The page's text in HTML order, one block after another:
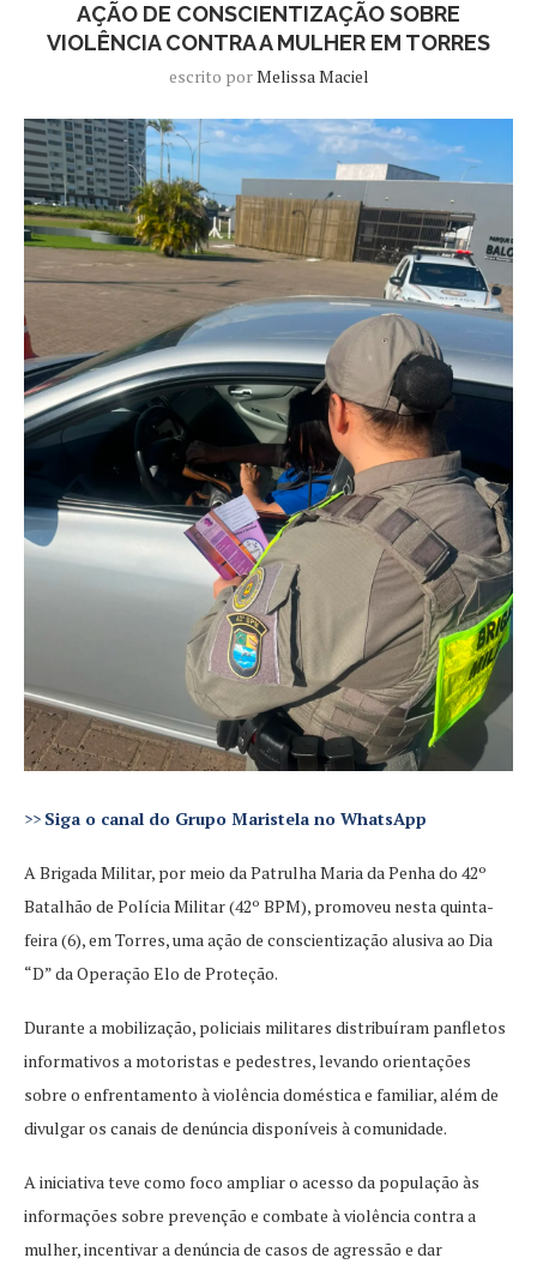
AÇÃO DE CONSCIENTIZAÇÃO SOBRE
VIOLÊNCIA CONTRA A MULHER EM TORRES
escrito porMelissa Maciel
>> Siga o canal do Grupo Maristela no WhatsApp
A Brigada Militar, por meio da Patrulha Maria da Penha do 42º
Batalhão de Polícia Militar (42º BPM), promoveu nesta quinta-
feira (6), em Torres, uma ação de conscientização alusiva ao Dia
“D” da Operação Elo de Proteção.
Durante a mobilização, policiais militares distribuíram panfletos
informativos a motoristas e pedestres, levando orientações
sobre o enfrentamento à violência doméstica e familiar, além de
divulgar os canais de denúncia disponíveis à comunidade.
A iniciativa teve como foco ampliar o acesso da população às
informações sobre prevenção e combate à violência contra a
mulher, incentivar a denúncia de casos de agressão e dar